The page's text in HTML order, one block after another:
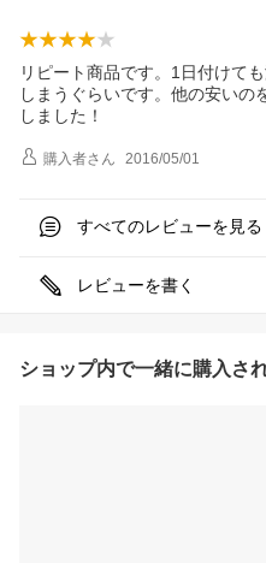
リピート商品です。1日付けて
しまうぐらいです。他の安いの
しました！
購入者さん 2016/05/01
すべてのレビューを見る
レビューを書く
ショップ内で一緒に購入さ